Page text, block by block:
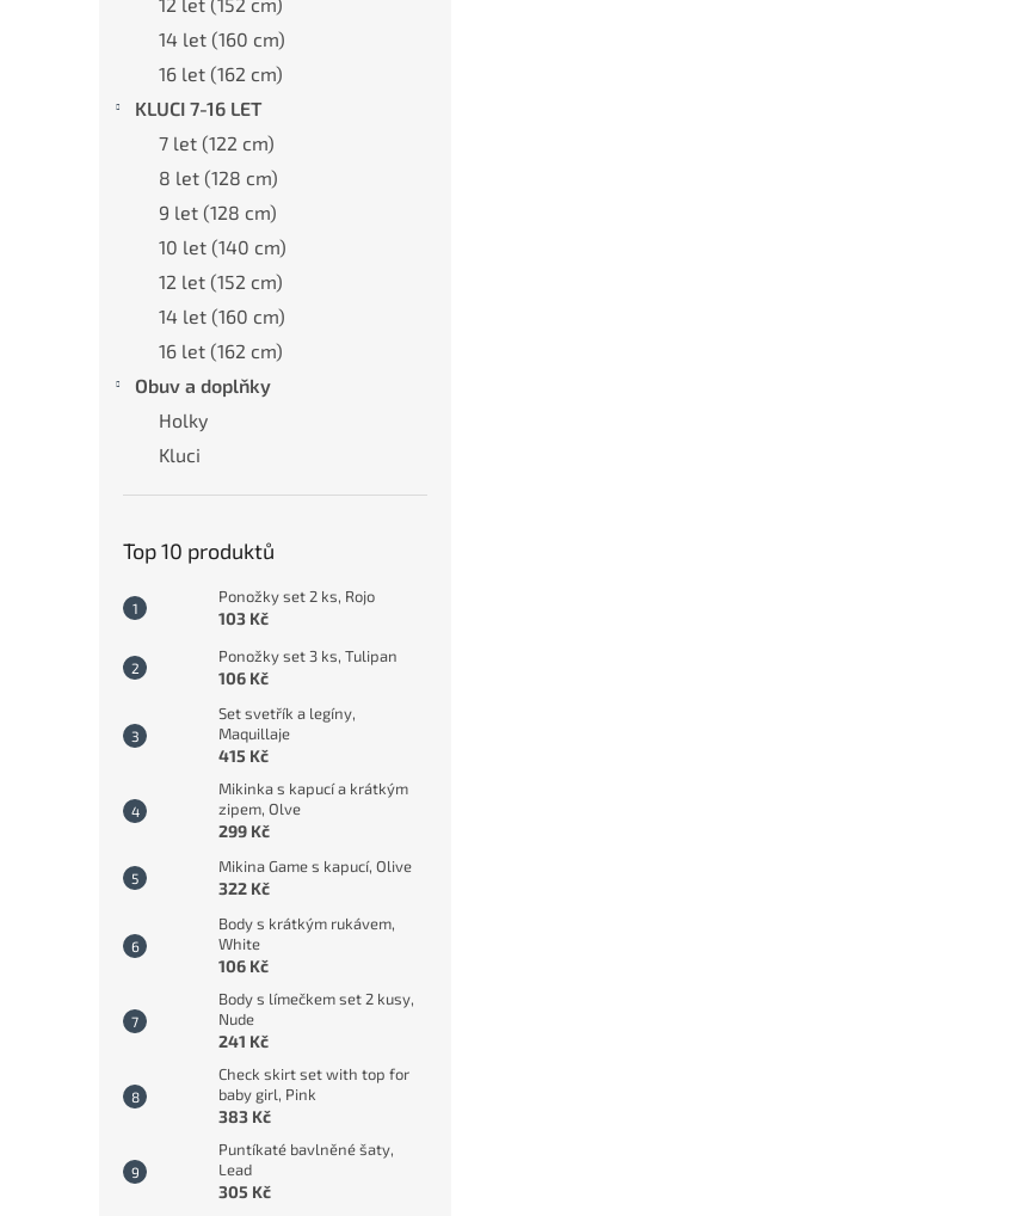
14 let (160 cm)
16 let (162 cm)
KLUCI 7-16 LET
7 let (122 cm)
8 let (128 cm)
9 let (128 cm)
10 let (140 cm)
12 let (152 cm)
14 let (160 cm)
16 let (162 cm)
Obuv a doplňky
Holky
Kluci
Top 10 produktů
Ponožky set 2 ks, Rojo
103 Kč
Ponožky set 3 ks, Tulipan
106 Kč
Set svetřík a legíny,
Maquillaje
415 Kč
Mikinka s kapucí a krátkým
zipem, Olve
299 Kč
Mikina Game s kapucí, Olive
322 Kč
Body s krátkým rukávem,
White
106 Kč
Body s límečkem set 2 kusy,
Nude
241 Kč
Check skirt set with top for
baby girl, Pink
383 Kč
Puntíkaté bavlněné šaty,
Lead
305 Kč